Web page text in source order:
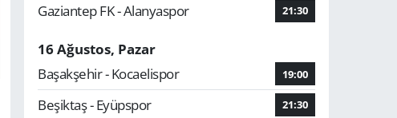
Gaziantep FK - Alanyaspor 21:30
16 Ağustos, Pazar
Başakşehir - Kocaelispor
19:00
Beşiktaş - Eyüpspor 21:30